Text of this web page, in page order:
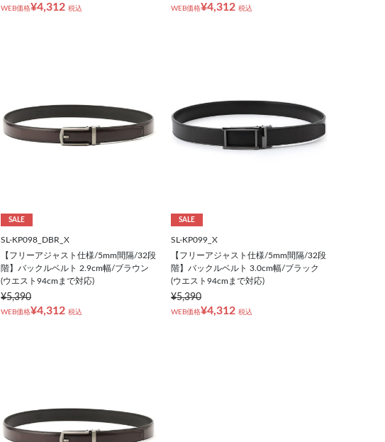
WEB価格¥4,312 税込 WEB価格¥4,312 税込
SALE
SL-KP098_DBR_X
【フリーアジャスト仕様/5mm間隔/32段
階】バックルベルト 2.9cm幅/ブラウン
(ウエスト94cmまで対応)
¥5,390
WEB価格¥4,312 税込
SALE
SL-KP099_X
【フリーアジャスト仕様/5mm間隔/32段
階】バックルベルト 3.0cm幅/ブラック
(ウエスト94cmまで対応)
¥5,390
WEB価格¥4,312 税込